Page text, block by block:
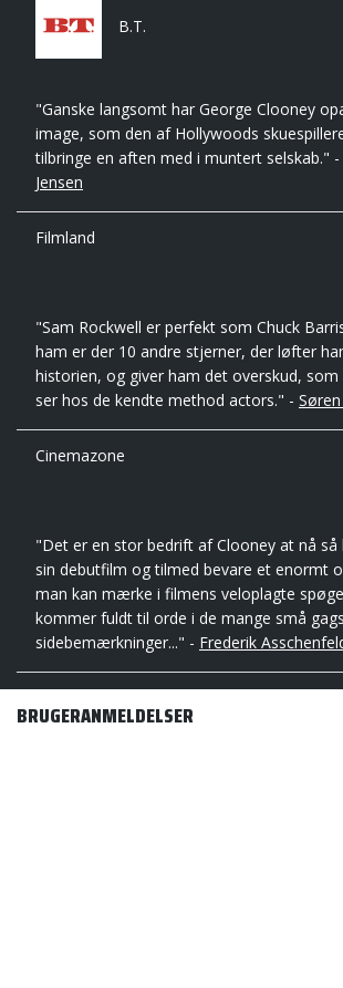
B.T.
"Ganske langsomt har George Clooney
image, som den af Hollywoods
tilbringe en aften med i muntert selskab." -
Jensen
Filmland
"Sam Rockwell er perfekt som Chuck
ham er der 10 andre stjerner, der løfter
historien, og giver ham det overskud, som
ser hos de kendte method actors." -
Cinemazone
"Det er en stor bedrift af Clooney at nå så
sin debutfilm og tilmed bevare et enormt
man kan mærke i filmens veloplagte
kommer fuldt til orde i de mange små
sidebemærkninger..." - Frederik
BRUGERANMELDELSER